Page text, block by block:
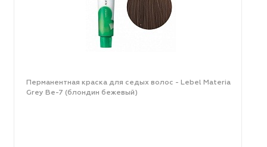
Перманентная краска для седых волос - Lebel Materia
Grey Be-7 (блондин бежевый)